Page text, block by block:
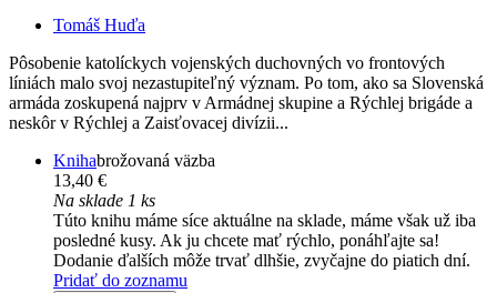
Tomáš Huďa
Pôsobenie katolíckych vojenských duchovných vo frontových
líniách malo svoj nezastupiteľný význam. Po tom, ako sa Slovenská
armáda zoskupená najprv v Armádnej skupine a Rýchlej brigáde a
neskôr v Rýchlej a Zaisťovacej divízii...
Knihabrožovaná väzba
13,40 €
Na sklade 1 ks
Túto knihu máme síce aktuálne na sklade, máme však už iba
posledné kusy. Ak ju chcete mať rýchlo, ponáhľajte sa!
Dodanie ďalších môže trvať dlhšie, zvyčajne do piatich dní.
Pridať do zoznamu